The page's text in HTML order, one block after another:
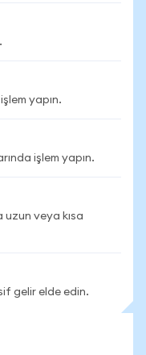
yapın.
işlem yapın.
veya kısa
gelir elde edin.